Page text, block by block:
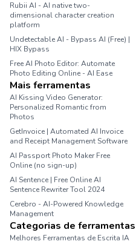
Rubii AI - AI native two-
dimensional character creation
platform
Undetectable AI - Bypass AI (Free) |
HIX Bypass
Free AI Photo Editor: Automate
Photo Editing Online - AI Ease
Mais ferramentas
AI Kissing Video Generator:
Personalized Romantic from
Photos
GetInvoice | Automated AI Invoice
and Receipt Management Software
AI Passport Photo Maker Free
Online (no sign-up)
AI Sentence | Free Online AI
Sentence Rewriter Tool 2024
Cerebro - AI-Powered Knowledge
Management
Categorias de ferramentas
Melhores Ferramentas de Escrita IA